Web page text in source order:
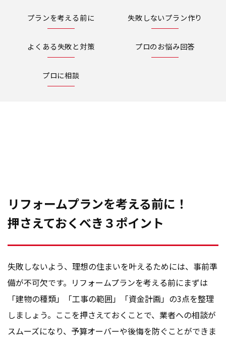
プランを考える前に 失敗しないプラン作り
よくある失敗と対策 プロのお悩み回答
プロに相談
リフォームプランを考える前に！
押さえておくべき３ポイント
失敗しないよう、理想の住まいを叶えるためには、事前準
備が不可欠です。リフォームプランを考える前にまずは
「建物の種類」「工事の範囲」「資金計画」の3点を整理
しましょう。ここを押さえておくことで、業者への相談が
スムーズになり、予算オーバーや後悔を防ぐことができま